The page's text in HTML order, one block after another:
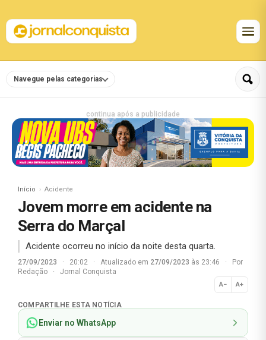
Navegue pelas categorias
continua após a publicidade
Início Acidente
Jovem morre em acidente na
Serra do Marçal
Acidente ocorreu no início da noite desta quarta.
27/09/2023 · 20:02 · Atualizado em 27/09/2023 às 23:46 ·
Por
Redação
· Jornal Conquista
A− A+
Normal
COMPARTILHE ESTA NOTÍCIA
Enviar no WhatsApp